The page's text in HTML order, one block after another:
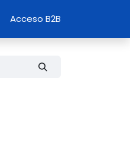
Acceso B2B